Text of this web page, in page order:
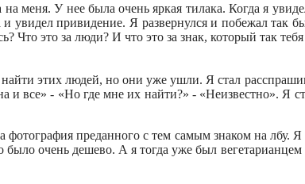
меня. У нее была очень яркая тилака. Когда я
привидение. Я развернулся и побежал так
Что это за люди? И что это за знак, который так
этих людей, но они уже ушли. Я стал
- «Но где мне их найти?» - «Неизвестно». Я
фотография преданного с тем самым знаком на
очень дешево. А я тогда уже был